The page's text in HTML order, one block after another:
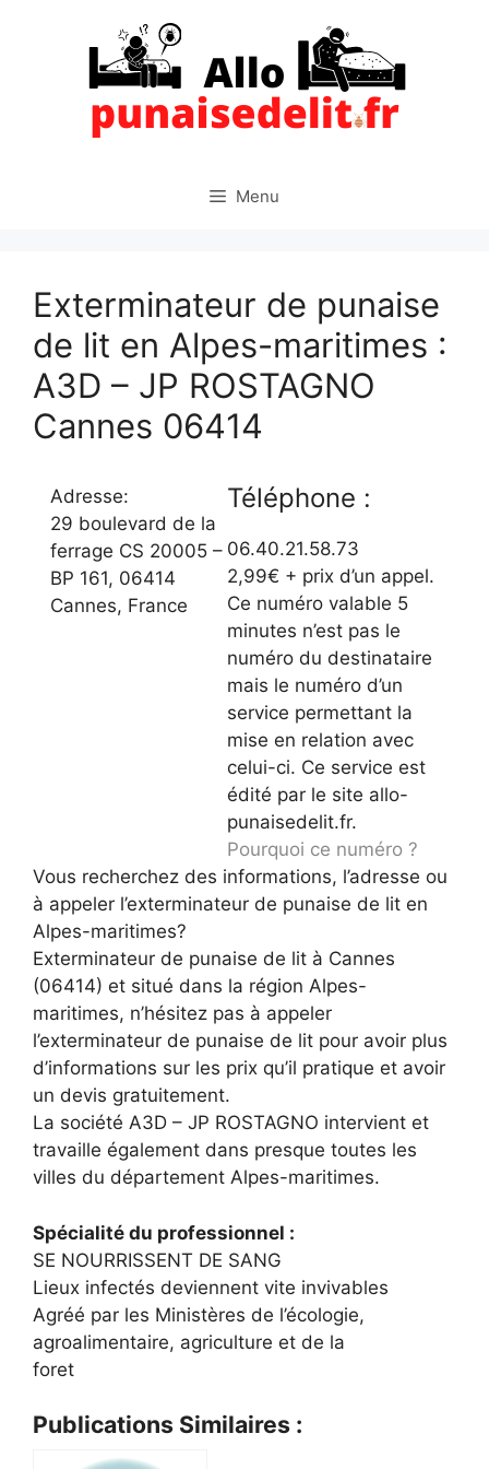
Menu
Exterminateur de punaise
de lit en Alpes-maritimes :
A3D – JP ROSTAGNO
Cannes 06414
Adresse:
29 boulevard de la
ferrage CS 20005 –
BP 161, 06414
Cannes, France
Téléphone :
06.40.21.58.73
2,99€ + prix d’un appel.
Ce numéro valable 5
minutes n’est pas le
numéro du destinataire
mais le numéro d’un
service permettant la
mise en relation avec
celui-ci. Ce service est
édité par le site allo-
punaisedelit.fr.
Pourquoi ce numéro ?
Vous recherchez des informations, l’adresse ou
à appeler l’exterminateur de punaise de lit en
Alpes-maritimes?
Exterminateur de punaise de lit à Cannes
(06414) et situé dans la région Alpes-
maritimes, n’hésitez pas à appeler
l’exterminateur de punaise de lit pour avoir plus
d’informations sur les prix qu’il pratique et avoir
un devis gratuitement.
La société A3D – JP ROSTAGNO intervient et
travaille également dans presque toutes les
villes du département Alpes-maritimes.
Spécialité du professionnel :
SE NOURRISSENT DE SANG
Lieux infectés deviennent vite invivables
Agréé par les Ministères de l’écologie,
agroalimentaire, agriculture et de la
foret
Publications Similaires :